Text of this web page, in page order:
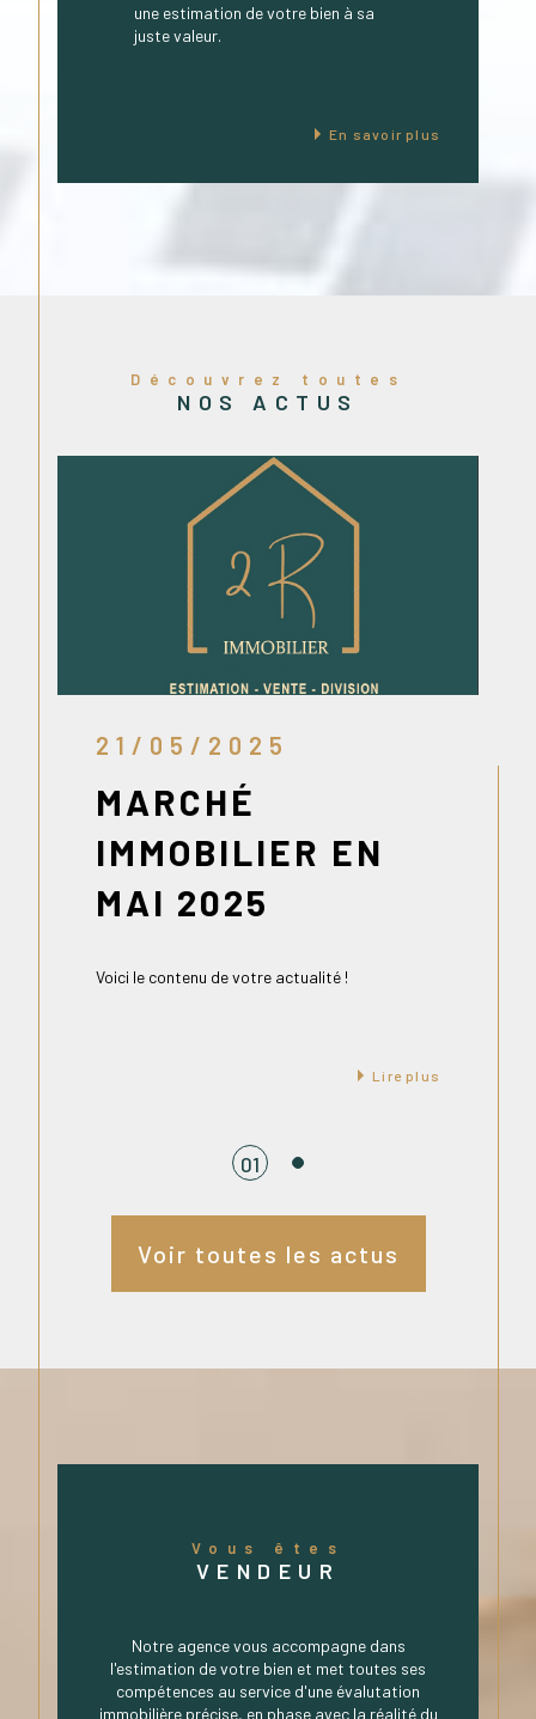
une estimation de votre bien à sa
juste valeur.
En savoir plus
Découvrez toutes
NOS ACTUS
21/05/2025
MARCHÉ
IMMOBILIER EN
MAI 2025
Voici le contenu de votre actualité !
Lire plus
01
Voir toutes les actus
Vous êtes
VENDEUR
Notre agence vous accompagne dans
l'estimation de votre bien et met toutes ses
compétences au service d'une évalutation
immobilière précise, en phase avec la réalité du